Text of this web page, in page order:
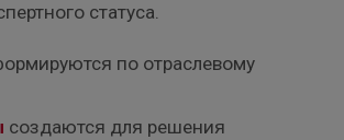
статуса.
по отраслевому
создаются для решения